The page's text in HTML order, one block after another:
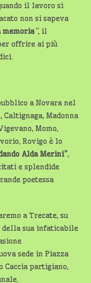
il lavoro si
non si sapeva
”, il
offrire ai più
a Novara nel
Caltignaga, Madonna
Momo,
Rovigo è lo
Alda Merini”,
e splendide
poetessa
a Trecate, su
della sua infaticabile
sede in Piazza
Caccia partigiano,